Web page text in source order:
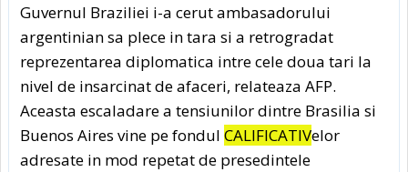
Guvernul Braziliei i-a cerut ambasadorului
argentinian sa plece in tara si a retrogradat
reprezentarea diplomatica intre cele doua tari la
nivel de insarcinat de afaceri, relateaza AFP.
Aceasta escaladare a tensiunilor dintre Brasilia si
Buenos Aires vine pe fondul CALIFICATIVelor
adresate in mod repetat de presedintele